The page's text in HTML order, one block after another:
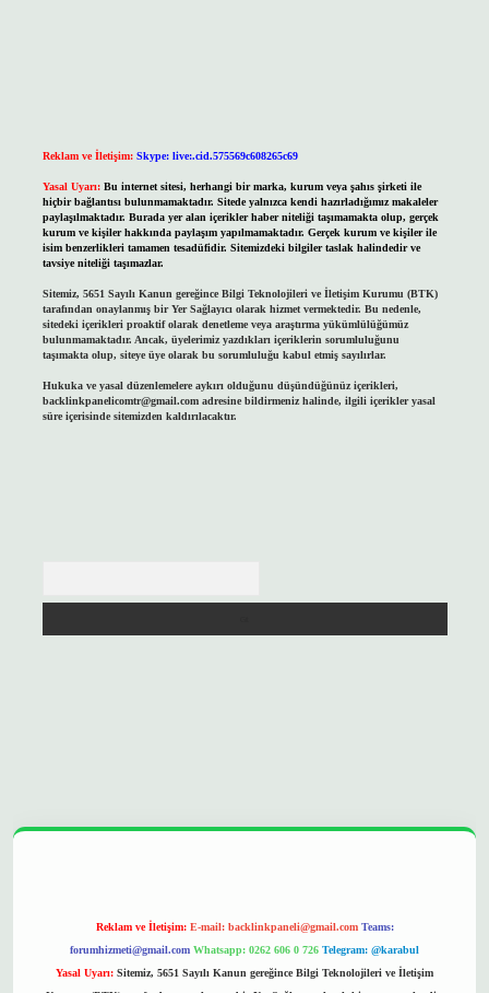
Reklam ve İletişim: Skype: live:.cid.575569c608265c69
Yasal Uyarı: Bu internet sitesi, herhangi bir marka, kurum veya şahıs şirketi ile
hiçbir bağlantısı bulunmamaktadır. Sitede yalnızca kendi hazırladığımız makaleler
paylaşılmaktadır. Burada yer alan içerikler haber niteliği taşımamakta olup, gerçek
kurum ve kişiler hakkında paylaşım yapılmamaktadır. Gerçek kurum ve kişiler ile
isim benzerlikleri tamamen tesadüfidir. Sitemizdeki bilgiler taslak halindedir ve
tavsiye niteliği taşımazlar.
Sitemiz, 5651 Sayılı Kanun gereğince Bilgi Teknolojileri ve İletişim Kurumu (BTK)
tarafından onaylanmış bir Yer Sağlayıcı olarak hizmet vermektedir. Bu nedenle,
sitedeki içerikleri proaktif olarak denetleme veya araştırma yükümlülüğümüz
bulunmamaktadır. Ancak, üyelerimiz yazdıkları içeriklerin sorumluluğunu
taşımakta olup, siteye üye olarak bu sorumluluğu kabul etmiş sayılırlar.
Hukuka ve yasal düzenlemelere aykırı olduğunu düşündüğünüz içerikleri,
backlinkpanelicomtr@gmail.comadresine bildirmeniz halinde, ilgili içerikler yasal
süre içerisinde sitemizden kaldırılacaktır.
Reklam ve İletişim: E-mail: backlinkpaneli@gmail.com Teams:
forumhizmeti@gmail.com Whatsapp: 0262 606 0 726 Telegram: @karabul
Yasal Uyarı: Sitemiz, 5651 Sayılı Kanun gereğince Bilgi Teknolojileri ve İletişim